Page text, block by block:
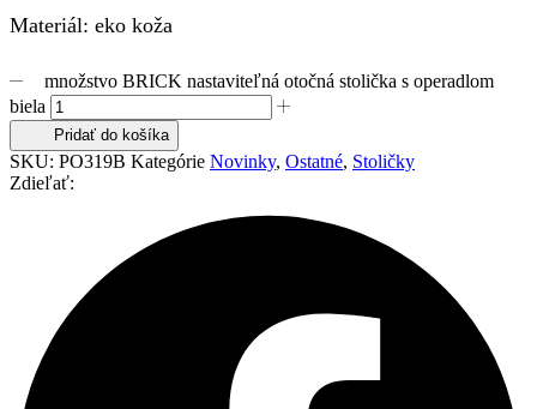
Materiál: eko koža
množstvo BRICK nastaviteľná otočná stolička s operadlom
biela
Pridať do košíka
SKU: PO319B Kategórie Novinky, Ostatné, Stoličky
Zdieľať: